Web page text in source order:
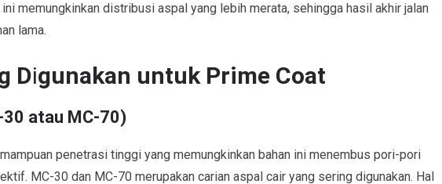
memungkinkan distribusi aspal yang lebih merata, sehingga hasil akhir jalan
lama.
Digunakan untuk Prime Coat
30 atau MC-70)
penetrasi tinggi yang memungkinkan bahan ini menembus pori-pori
MC-30 dan MC-70 merupakan carian aspal cair yang sering digunakan. Hal